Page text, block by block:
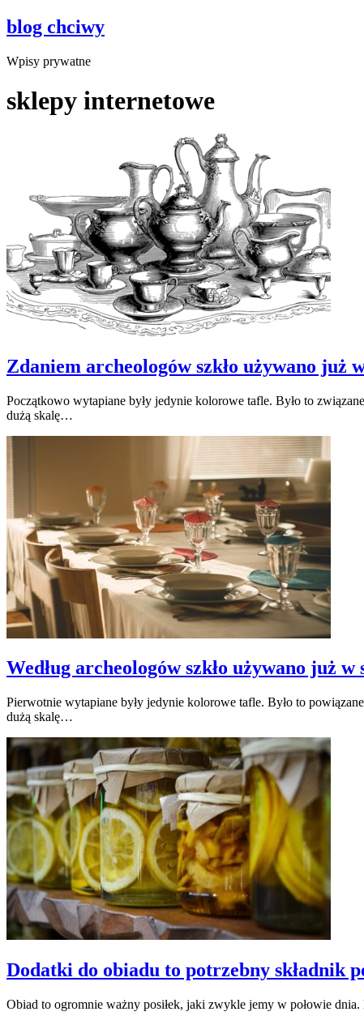
blog chciwy
Wpisy prywatne
sklepy internetowe
Zdaniem archeologów szkło używano już
Początkowo wytapiane były jedynie kolorowe tafle. Było to
dużą skalę…
Według archeologów szkło używano już
Pierwotnie wytapiane były jedynie kolorowe tafle. Było to
dużą skalę…
Dodatki do obiadu to potrzebny składnik
Obiad to ogromnie ważny posiłek, jaki zwykle jemy w połowie